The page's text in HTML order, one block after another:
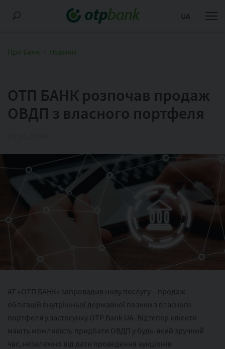
UA
Про Банк Новини
ОТП БАНК розпочав продаж
ОВДП з власного портфеля
АТ «ОТП БАНК» запровадив нову послугу – продаж
облігацій внутрішньої державної позики з власного
портфеля у застосунку OTP Bank UA. Відтепер клієнти
мають можливість придбати ОВДП у будь-який зручний
час, незалежно від дати проведення аукціонів